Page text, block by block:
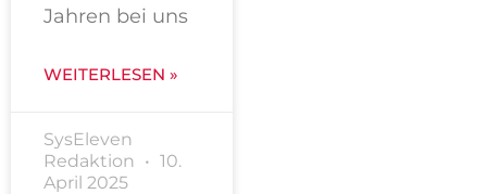
Jahren bei uns
WEITERLESEN »
SysEleven
Redaktion
10.
April 2025